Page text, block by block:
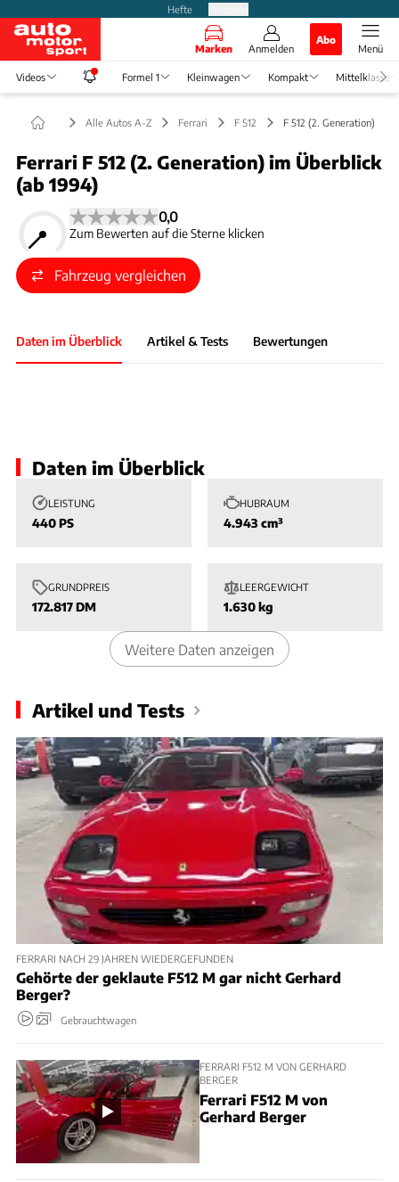
Hefte
Marken Anmelden
Abo
Menü
Videos Formel 1 Kleinwagen Kompakt Mittelklasse
Alle Autos A-Z Ferrari F 512 F 512 (2. Generation)
Ferrari F 512 (2. Generation) im Überblick
(ab 1994)
0,0
Zum Bewerten auf die Sterne klicken
Fahrzeug vergleichen
Daten im Überblick Artikel & Tests Bewertungen
Daten im Überblick
LEISTUNG
440 PS
HUBRAUM
4.943 cm³
GRUNDPREIS
172.817 DM
LEERGEWICHT
1.630 kg
Weitere Daten anzeigen
Artikel und Tests
FERRARI NACH 29 JAHREN WIEDERGEFUNDEN
Gehörte der geklaute F512 M gar nicht Gerhard
Berger?
Gebrauchtwagen
FERRARI F512 M VON GERHARD
BERGER
Ferrari F512 M von
Gerhard Berger